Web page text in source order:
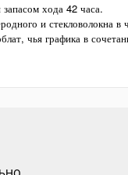
хода 42 часа.
и стекловолокна в
чья графика в